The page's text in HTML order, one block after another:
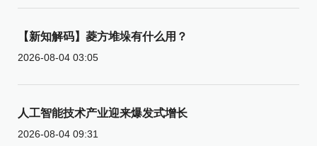
【新知解码】菱方堆垛有什么用？
2026-08-04 03:05
人工智能技术产业迎来爆发式增长
2026-08-04 09:31